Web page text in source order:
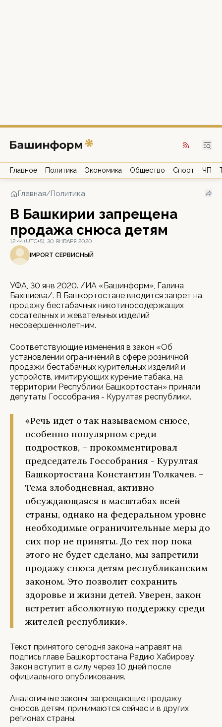
Главное Политика Экономика Общество Спорт ЧП
Главная/Политика
В Башкирии запрещена
продажа снюса детям
12:44 (UTC+5), 30 ЯНВАРЯ 2020
IMPORT СЕРВИСНЫЙ
УФА, 30 янв 2020. /ИА «Башинформ», Галина
Бахшиева/. В Башкортостане вводится запрет на
продажу бестабачных никотиносодержащих
сосательных и жевательных изделий
несовершеннолетним.
Соответствующие изменения в закон «Об
установлении ограничений в сфере розничной
продажи бестабачных курительных изделий и
устройств, имитирующих курение табака, на
территории Республики Башкортостан» приняли
депутаты Госсобрания - Курултая республики.
«Речь идет о так называемом снюсе,
особенно популярном среди
подростков, – прокомментировал
председатель Госсобрания - Курултая
Башкортостана Константин Толкачев. –
Тема злободневная, активно
обсуждающаяся в масштабах всей
страны, однако на федеральном уровне
необходимые ограничительные меры до
сих пор не приняты. До тех пор пока
этого не будет сделано, мы запретили
продажу снюса детям республиканским
законом. Это позволит сохранить
здоровье и жизни детей. Уверен, закон
встретит абсолютную поддержку среди
жителей республики».
Текст принятого сегодня закона направят на
подпись главе Башкортостана Радию Хабирову.
Закон вступит в силу через 10 дней после
официального опубликования.
Аналогичные законы, запрещающие продажу
снюсов детям, принимаются сейчас и в других
регионах страны.